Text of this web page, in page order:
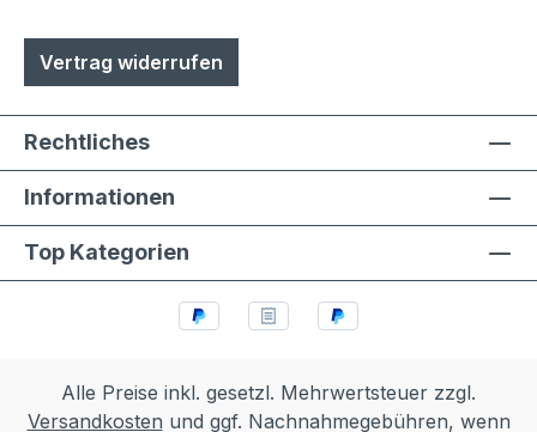
Vertrag widerrufen
Rechtliches
Informationen
Top Kategorien
Alle Preise inkl. gesetzl. Mehrwertsteuer zzgl.
Versandkosten und ggf. Nachnahmegebühren, wenn